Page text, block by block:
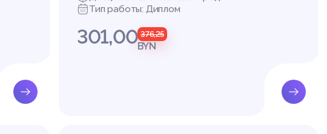
Тип работы: Диплом
301,00 376,25
BYN